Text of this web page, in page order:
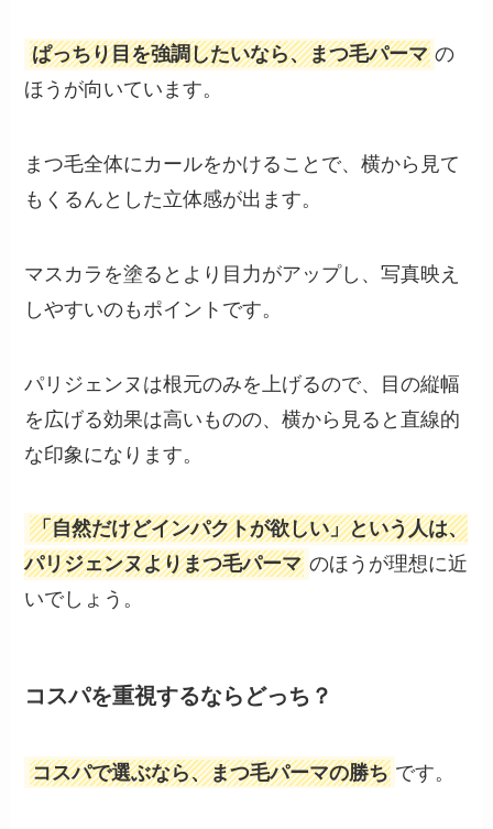
ぱっちり目を強調したいなら、まつ毛パーマ の
ほうが向いています。
まつ毛全体にカールをかけることで、横から見て
もくるんとした立体感が出ます。
マスカラを塗るとより目力がアップし、写真映え
しやすいのもポイントです。
パリジェンヌは根元のみを上げるので、目の縦幅
を広げる効果は高いものの、横から見ると直線的
な印象になります。
「自然だけどインパクトが欲しい」という人は、
パリジェンヌよりまつ毛パーマ のほうが理想に近
いでしょう。
コスパを重視するならどっち？
コスパで選ぶなら、まつ毛パーマの勝ち です。